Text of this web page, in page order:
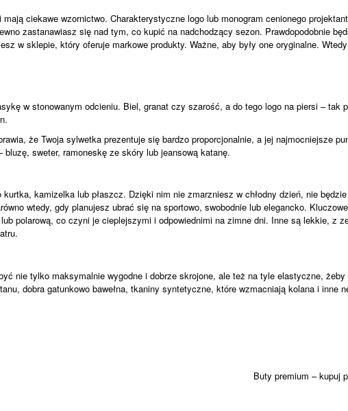
ciekawe wzornictwo. Charakterystyczne logo lub monogram cenionego
zastanawiasz się nad tym, co kupić na nadchodzący sezon. Prawdopodobnie
w sklepie, który oferuje markowe produkty. Ważne, aby były one oryginalne.
w stonowanym odcieniu. Biel, granat czy szarość, a do tego logo na piersi – tak
że Twoja sylwetka prezentuje się bardzo proporcjonalnie, a jej najmocniejsze
sweter, ramoneskę ze skóry lub jeansową katanę.
kamizelka lub płaszcz. Dzięki nim nie zmarzniesz w chłodny dzień, nie
wtedy, gdy planujesz ubrać się na sportowo, swobodnie lub elegancko.
polarową, co czyni je cieplejszymi i odpowiednimi na zimne dni. Inne są lekkie, z
nie tylko maksymalnie wygodne i dobrze skrojone, ale też na tyle elastyczne, żeby
dobra gatunkowo bawełna, tkaniny syntetyczne, które wzmacniają kolana i inne
Buty premium – kupuj